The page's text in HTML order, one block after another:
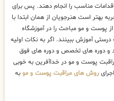
مناسب را انجام دهند. پس برای
بهتر است هنرجویان از همان ابتدا با
پوست و مو مباحث را در آموزشگاه
آموزش ببینند. اگر به نکات اولیه
و دوره های تخصص و دوره های فوق
پوست و مو در خداآفرین به خوبی
روش های مراقبت پوست و مو به